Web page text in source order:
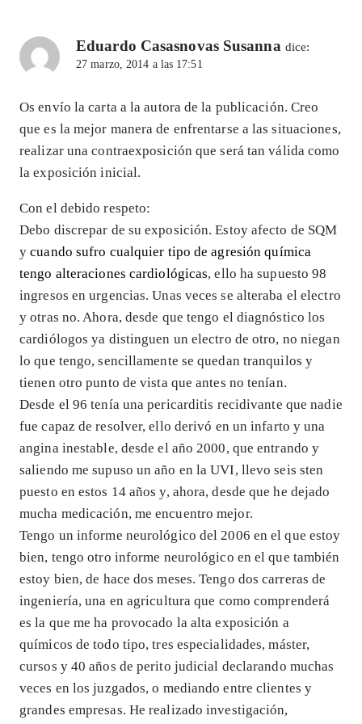
Eduardo Casasnovas Susanna dice:
27 marzo, 2014 a las 17:51
Os envío la carta a la autora de la publicación. Creo
que es la mejor manera de enfrentarse a las situaciones,
realizar una contraexposición que será tan válida como
la exposición inicial.
Con el debido respeto:
Debo discrepar de su exposición. Estoy afecto de SQM
ycuando sufro cualquier tipo de agresión química
tengo alteraciones cardiológicas, ello ha supuesto 98
ingresos en urgencias. Unas veces se alteraba el electro
y otras no. Ahora, desde que tengo el diagnóstico los
cardiólogos ya distinguen un electro de otro, no niegan
lo que tengo, sencillamente se quedan tranquilos y
tienen otro punto de vista que antes no tenían.
Desde el 96 tenía una pericarditis recidivante que nadie
fue capaz de resolver, ello derivó en un infarto y una
angina inestable, desde el año 2000, que entrando y
saliendo me supuso un año en la UVI, llevo seis sten
puesto en estos 14 años y, ahora, desde que he dejado
mucha medicación, me encuentro mejor.
Tengo un informe neurológico del 2006 en el que estoy
bien, tengo otro informe neurológico en el que también
estoy bien, de hace dos meses. Tengo dos carreras de
ingeniería, una en agricultura que como comprenderá
es la que me ha provocado la alta exposición a
químicos de todo tipo, tres especialidades, máster,
cursos y 40 años de perito judicial declarando muchas
veces en los juzgados, o mediando entre clientes y
grandes empresas. He realizado investigación,